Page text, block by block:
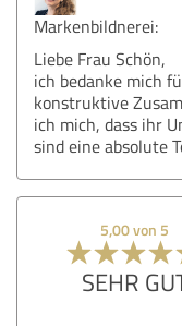
Markenbildnerei:
Liebe Frau Schön,
ich bedanke mich
konstruktive
ich mich, dass ihr
sind eine absolute
5,00 von 5
SEHR